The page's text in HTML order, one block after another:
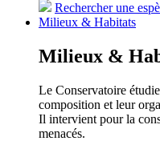
Rechercher une
Milieux & Habitats
Milieux &
Le Conservatoire
composition et leur
Il intervient pour la
menacés.